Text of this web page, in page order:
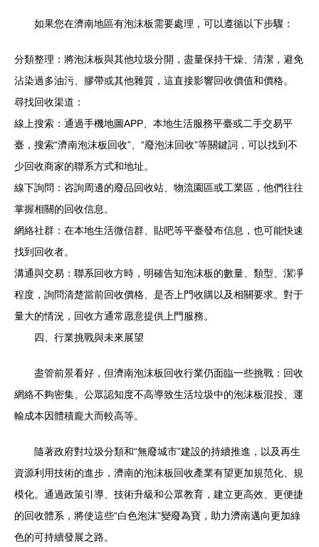
如果您在濟南地區有泡沫板需要處理，可以遵循以下步驟：
分類整理：將泡沫板與其他垃圾分開，盡量保持干燥、清潔，避免
沾染過多油污、膠帶或其他雜質，這直接影響回收價值和價格。
尋找回收渠道：
線上搜索：通過手機地圖APP、本地生活服務平臺或二手交易平
臺，搜索“濟南泡沫板回收”、“廢泡沫回收”等關鍵詞，可以找到不
少回收商家的聯系方式和地址。
線下詢問：咨詢周邊的廢品回收站、物流園區或工業區，他們往往
掌握相關的回收信息。
網絡社群：在本地生活微信群、貼吧等平臺發布信息，也可能快速
找到回收者。
溝通與交易：聯系回收方時，明確告知泡沫板的數量、類型、潔凈
程度，詢問清楚當前回收價格、是否上門收購以及相關要求。對于
量大的情況，回收方通常愿意提供上門服務。
四、行業挑戰與未來展望
盡管前景看好，但濟南泡沫板回收行業仍面臨一些挑戰：回收
網絡不夠密集、公眾認知度不高導致生活垃圾中的泡沫板混投、運
輸成本因體積龐大而較高等。
隨著政府對垃圾分類和“無廢城市”建設的持續推進，以及再生
資源利用技術的進步，濟南的泡沫板回收產業有望更加規范化、規
模化。通過政策引導、技術升級和公眾教育，建立更高效、更便捷
的回收體系，將使這些“白色泡沫”變廢為寶，助力濟南邁向更加綠
色的可持續發展之路。